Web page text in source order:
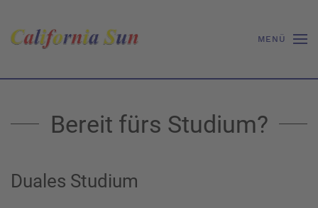
MENÜ
Bereit fürs Studium?
Duales Studium